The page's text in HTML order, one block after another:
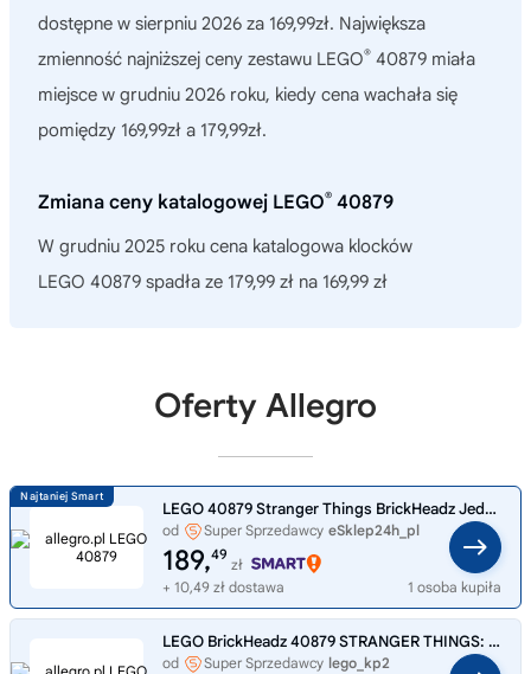
dostępne w sierpniu 2026 za 169,99zł. Największa
zmienność najniższej ceny zestawu LEGO® 40879 miała
miejsce w grudniu 2026 roku, kiedy cena wachała się
pomiędzy 169,99zł a 179,99zł.
Zmiana ceny katalogowej LEGO® 40879
W grudniu 2025 roku cena katalogowa klocków
LEGO 40879 spadła ze 179,99 zł na 169,99 zł
Oferty Allegro
LEGO 40879 Stranger Things BrickHeadz Jedenastka Max Demogorgon Holly NOWE
od Super Sprzedawcy eSklep24h_pl
189,49
zł
+ 10,49 zł dostawa
1 osoba kupiła
LEGO BrickHeadz 40879 STRANGER THINGS: Jedenastka Max Demogorgon Holly
od Super Sprzedawcy lego_kp2